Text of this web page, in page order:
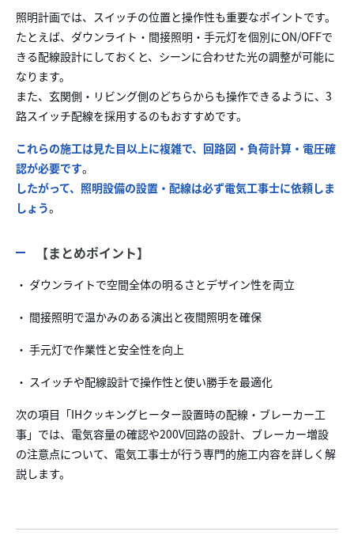
照明計画では、スイッチの位置と操作性も重要なポイントです。
たとえば、ダウンライト・間接照明・手元灯を個別にON/OFFで
きる配線設計にしておくと、シーンに合わせた光の調整が可能に
なります。
また、玄関側・リビング側のどちらからも操作できるように、3
路スイッチ配線を採用するのもおすすめです。
これらの施工は見た目以上に複雑で、回路図・負荷計算・電圧確
認が必要です。
したがって、照明設備の設置・配線は必ず電気工事士に依頼しま
しょう。
【まとめポイント】
・ ダウンライトで空間全体の明るさとデザイン性を両立
・ 間接照明で温かみのある演出と夜間照明を確保
・ 手元灯で作業性と安全性を向上
・ スイッチや配線設計で操作性と使い勝手を最適化
次の項目「IHクッキングヒーター設置時の配線・ブレーカー工
事」では、電気容量の確認や200V回路の設計、ブレーカー増設
の注意点について、電気工事士が行う専門的施工内容を詳しく解
説します。